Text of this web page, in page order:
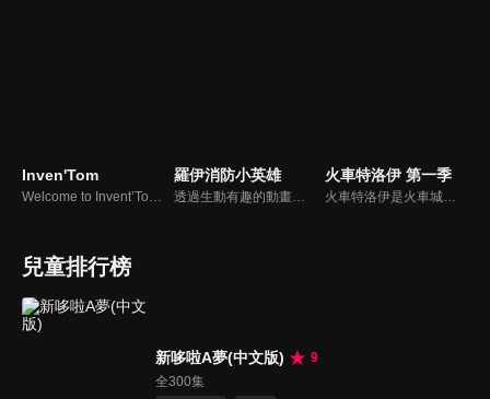
Inven'Tom
Welcome to Invent’Tom Stories! Tom is a talented Inventor Truck, who only seeks the welfare of Car City’s residents. In his high-tech lab, he creates the greatest, wackiest inventions in order to fulfil his friend’s dreams. Time machines, robots, flying football. You name it!
羅伊消防小英雄
透過生動有趣的動畫與羅伊一起學習有趣的消防安全故事。讓小朋友自然而然的從中認識「火」的知識，不論是火的危險性、如何預防火災與用火安全…等等，每集故事中，勇敢的羅伊將展開什麼樣的冒險任務呢?!
火車特洛伊 第一季
火車特洛伊是火車城最快和最聰明的火車。 它可以在它的朋友泰迪的幫助下把自己變形成任何車輛：救護車，拖車，警車，消防車，大腳卡車以及任何種類的運輸車！
兒童排行榜
新哆啦A夢(中文版)
9
全300集